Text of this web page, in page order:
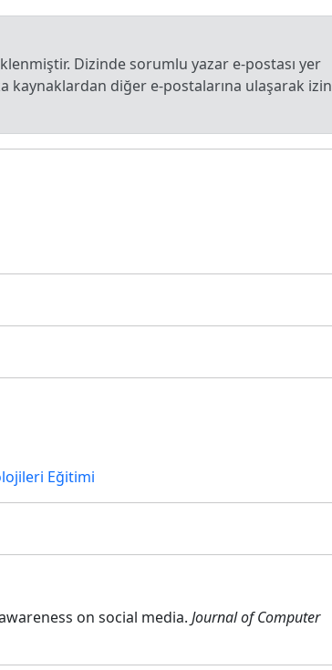
Dizinde sorumlu yazar e-postası yer
kaynaklardan diğer e-postalarına ulaşarak izin
Eğitimi
on social media. Journal of Computer